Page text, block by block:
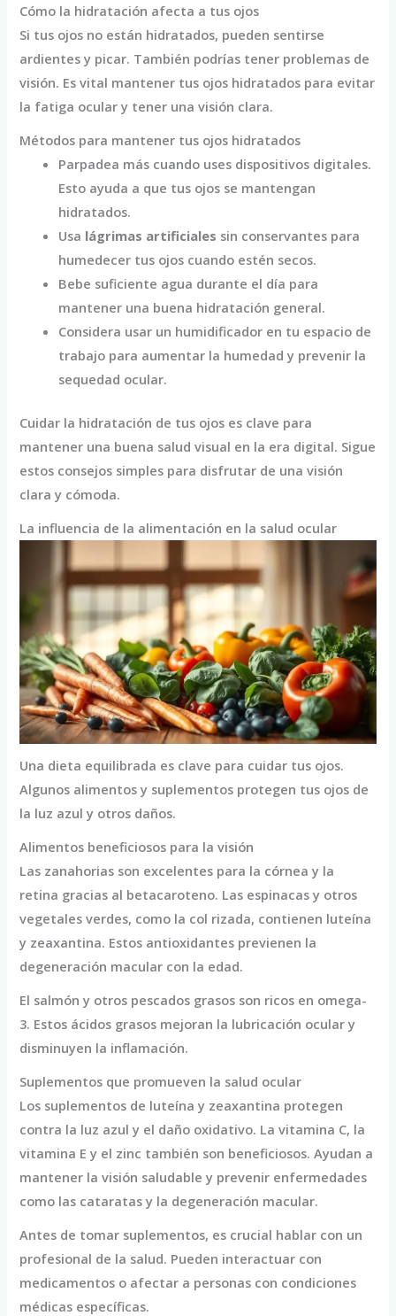
Cómo la hidratación afecta a tus ojos
Si tus ojos no están hidratados, pueden sentirse
ardientes y picar. También podrías tener problemas de
visión. Es vital mantener tus ojos hidratados para evitar
la fatiga ocular y tener una visión clara.
Métodos para mantener tus ojos hidratados
Parpadea más cuando uses dispositivos digitales.
Esto ayuda a que tus ojos se mantengan
hidratados.
Usa lágrimas artificiales sin conservantes para
humedecer tus ojos cuando estén secos.
Bebe suficiente agua durante el día para
mantener una buena hidratación general.
Considera usar un humidificador en tu espacio de
trabajo para aumentar la humedad y prevenir la
sequedad ocular.
Cuidar la hidratación de tus ojos es clave para
mantener una buena salud visual en la era digital. Sigue
estos consejos simples para disfrutar de una visión
clara y cómoda.
La influencia de la alimentación en la salud ocular
Una dieta equilibrada es clave para cuidar tus ojos.
Algunos alimentos y suplementos protegen tus ojos de
la luz azul y otros daños.
Alimentos beneficiosos para la visión
Las zanahorias son excelentes para la córnea y la
retina gracias al betacaroteno. Las espinacas y otros
vegetales verdes, como la col rizada, contienen luteína
y zeaxantina. Estos antioxidantes previenen la
degeneración macular con la edad.
El salmón y otros pescados grasos son ricos en omega-
3. Estos ácidos grasos mejoran la lubricación ocular y
disminuyen la inflamación.
Suplementos que promueven la salud ocular
Los suplementos de luteína y zeaxantina protegen
contra la luz azul y el daño oxidativo. La vitamina C, la
vitamina E y el zinc también son beneficiosos. Ayudan a
mantener la visión saludable y prevenir enfermedades
como las cataratas y la degeneración macular.
Antes de tomar suplementos, es crucial hablar con un
profesional de la salud. Pueden interactuar con
medicamentos o afectar a personas con condiciones
médicas específicas.